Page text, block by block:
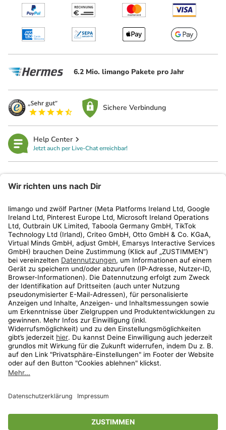
6.2 Mio. limango Pakete pro Jahr
Sichere Verbindung
Help Center
Jetzt auch per Live-Chat erreichbar!
Kundenservice
Shop
Aktionen
Travel